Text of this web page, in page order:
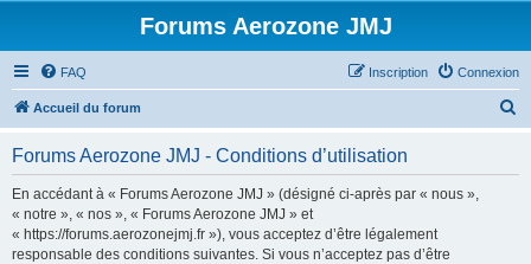
Forums Aerozone JMJ
FAQ Connexion
Inscription
Accueil du forum
Forums Aerozone JMJ - Conditions d’utilisation
En accédant à « Forums Aerozone JMJ » (désigné ci-après par « nous »,
« notre », « nos », « Forums Aerozone JMJ » et
« https://forums.aerozonejmj.fr »), vous acceptez d’être légalement
responsable des conditions suivantes. Si vous n’acceptez pas d’être